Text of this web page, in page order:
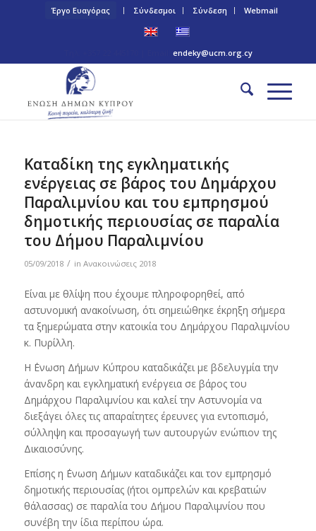
Έργο Ευαγόρας Σύνδεσμοι Σύνδεση Webmail
endeky@ucm.org.cy
Καταδίκη της εγκληματικής
ενέργειας σε βάρος του Δημάρχου
Παραλιμνίου και του εμπρησμού
δημοτικής περιουσίας σε παραλία
του Δήμου Παραλιμνίου
05/09/2018 / in Ανακοινώσεις 2018
Είναι με θλίψη που έχουμε πληροφορηθεί, από
αστυνομική ανακοίνωση, ότι σημειώθηκε έκρηξη σήμερα
τα ξημερώματα στην κατοικία του Δημάρχου Παραλιμνίου
κ. Πυρίλλη.
Η ΄Ενωση Δήμων Κύπρου καταδικάζει με βδελυγμία την
άνανδρη και εγκληματική ενέργεια σε βάρος του
Δημάρχου Παραλιμνίου και καλεί την Αστυνομία να
διεξάγει όλες τις απαραίτητες έρευνες για εντοπισμό,
σύλληψη και προσαγωγή των αυτουργών ενώπιον της
Δικαιοσύνης.
Επίσης η ΄Ενωση Δήμων καταδικάζει και τον εμπρησμό
δημοτικής περιουσίας (ήτοι ομπρελών και κρεβατιών
θάλασσας) σε παραλία του Δήμου Παραλιμνίου που
συνέβη την ίδια περίπου ώρα.